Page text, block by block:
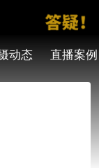
动态 直播案例